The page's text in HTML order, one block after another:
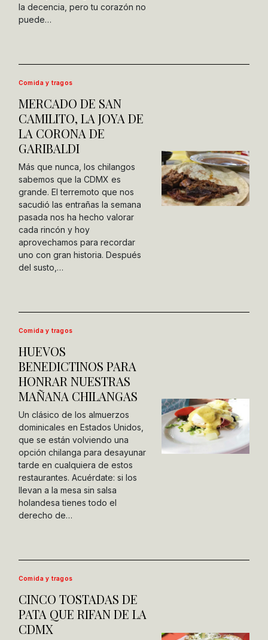
la decencia, pero tu corazón no
puede…
Comida y tragos
MERCADO DE SAN
CAMILITO, LA JOYA DE
LA CORONA DE
GARIBALDI
Más que nunca, los chilangos
sabemos que la CDMX es
grande. El terremoto que nos
sacudió las entrañas la semana
pasada nos ha hecho valorar
cada rincón y hoy
aprovechamos para recordar
uno con gran historia. Después
del susto,…
Comida y tragos
HUEVOS
BENEDICTINOS PARA
HONRAR NUESTRAS
MAÑANA CHILANGAS
Un clásico de los almuerzos
dominicales en Estados Unidos,
que se están volviendo una
opción chilanga para desayunar
tarde en cualquiera de estos
restaurantes. Acuérdate: si los
llevan a la mesa sin salsa
holandesa tienes todo el
derecho de…
Comida y tragos
CINCO TOSTADAS DE
PATA QUE RIFAN DE LA
CDMX